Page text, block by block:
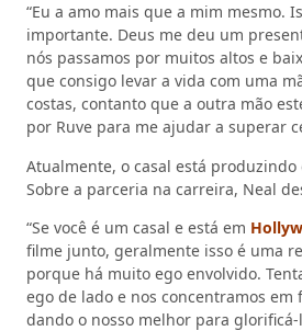
“Eu a amo mais que a mim mesmo.
importante. Deus me deu um
nós passamos por muitos altos e
que consigo levar a vida com uma
costas, contanto que a outra mão
por Ruve para me ajudar a superar
Atualmente, o casal está produzindo
Sobre a parceria na carreira, Neal
“Se você é um casal e está em
filme junto, geralmente isso é uma
porque há muito ego envolvido.
ego de lado e nos concentramos em
dando o nosso melhor para glorificá-